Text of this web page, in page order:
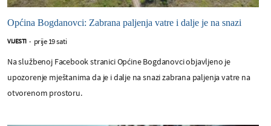
Općina Bogdanovci: Zabrana paljenja vatre i dalje je na snazi
VIJESTI - prije 19 sati
Na službenoj Facebook stranici Općine Bogdanovci objavljeno je
upozorenje mještanima da je i dalje na snazi zabrana paljenja vatre na
otvorenom prostoru.